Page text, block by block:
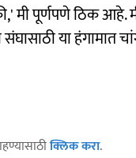
मी पूर्णपणे ठिक
या हंगामात
क्लिक करा.